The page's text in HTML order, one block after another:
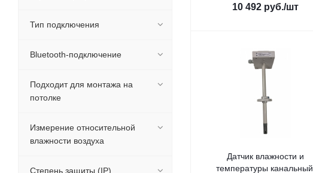
10 492 руб./шт
Датчик влажности и
температуры канальный,
Тип подключения
Bluetooth-подключение
Подходит для монтажа на
потолке
Измерение относительной
влажности воздуха
Степень защиты (IP)